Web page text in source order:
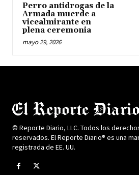
Perro antidrogas de la
Armada muerde a
vicealmirante en
plena ceremonia
mayo 29, 2026
© Reporte Diario, LLC. Todos los
reservados. El Reporte Diario® es una
registrada de EE. UU.